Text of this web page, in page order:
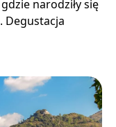
narodziły się
Degustacja